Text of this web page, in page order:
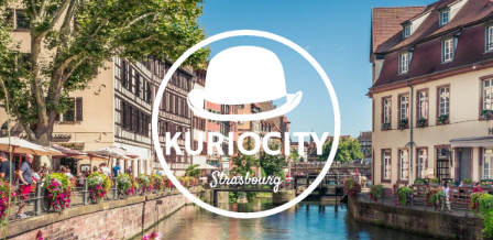
Skip
to
content